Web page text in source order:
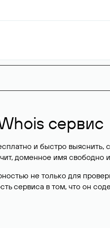
сервис
и быстро
доменное имя
не только для
сервиса в том, что он